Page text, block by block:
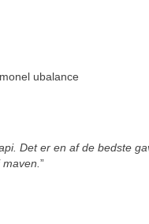
ubalance
Det er en af de bedste
maven.”